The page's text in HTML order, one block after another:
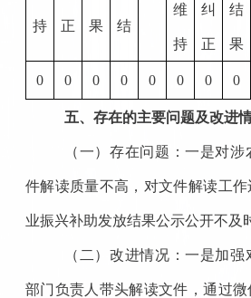
持 正 果 结
维
持
纠
正
结
果
0 0 0 0 0 0 0 0
五、存在的主要问题及改进
（一）存在问题：一是对
件解读质量不高，对文件解读工
业振兴补助发放结果公示公开不及
（二）改进情况：一是加强
部门负责人带头解读文件，通过